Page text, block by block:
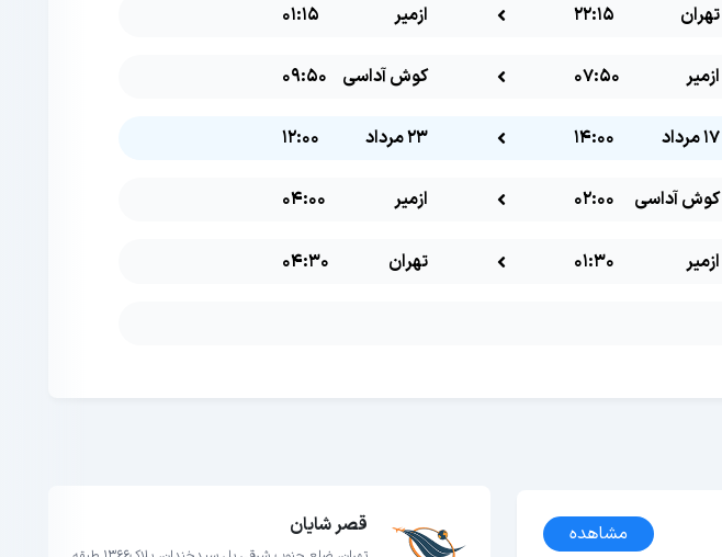
تهران 22:15 ازمیر 01:15
ازمیر 07:50 کوش آداسی 09:50
17 مرداد 14:00 23 مرداد 12:00
کوش آداسی 02:00 ازمیر 04:00
ازمیر 01:30 تهران 04:30
مشاهده قصر شایان